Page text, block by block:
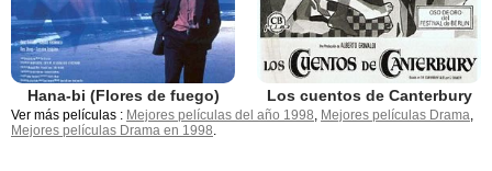
Hana-bi (Flores de fuego) Los cuentos de Canterbury
Ver más películas : Mejores películas del año 1998, Mejores películas Drama,
Mejores películas Drama en 1998.